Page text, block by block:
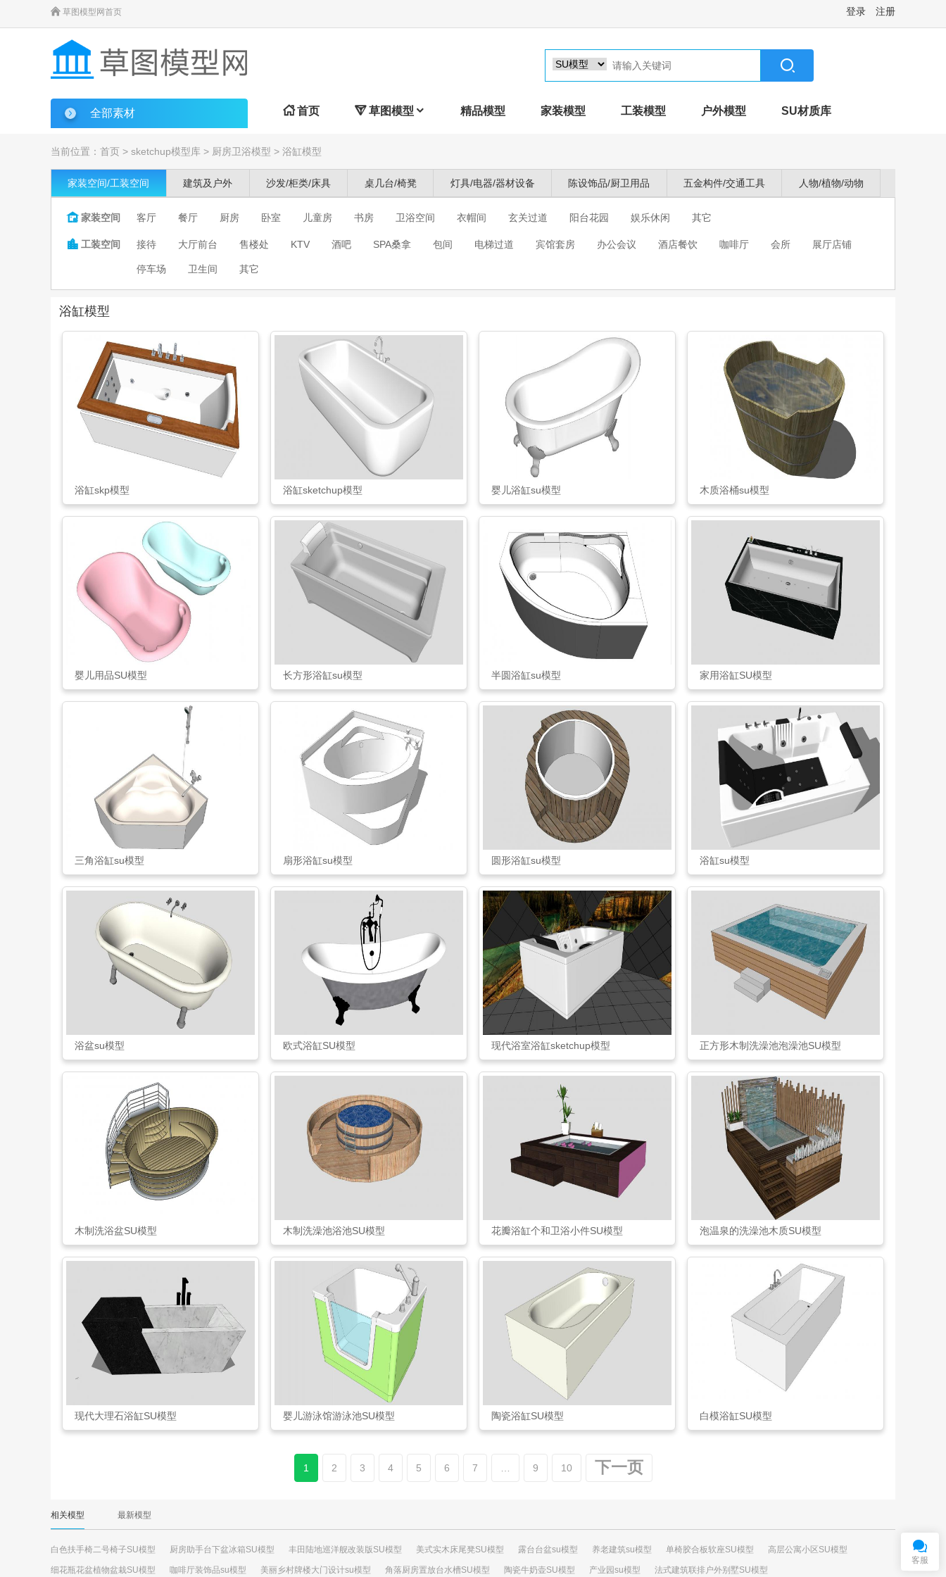
 草图模型网首页 登录 注册
全部素材 首页 草图模型  精品模型 家装模型 工装模型 户外模型 SU材质库
当前位置： 首页 > sketchup模型库 > 厨房卫浴模型 > 浴缸模型
家装空间/工装空间 建筑及户外 沙发/柜类/床具 桌几台/椅凳 灯具/电器/器材设备 陈设饰品/厨卫用品 五金构件/交通工具 人物/植物/动物
家装空间 客厅 餐厅 厨房 卧室 儿童房 书房 卫浴空间 衣帽间 玄关过道 阳台花园 娱乐休闲 其它
 工装空间 接待 大厅前台 售楼处 KTV 酒吧 SPA桑拿 包间 电梯过道 宾馆套房 办公会议 酒店餐饮 咖啡厅 会所 展厅店铺
停车场 卫生间 其它
浴缸模型
浴缸skp模型 浴缸sketchup模型 婴儿浴缸su模型 木质浴桶su模型
婴儿用品SU模型 长方形浴缸su模型 半圆浴缸su模型 家用浴缸SU模型
三角浴缸su模型 扇形浴缸su模型 圆形浴缸su模型 浴缸su模型
浴盆su模型 欧式浴缸SU模型 现代浴室浴缸sketchup模型 正方形木制洗澡池泡澡池SU模型
木制洗浴盆SU模型 木制洗澡池浴池SU模型 花瓣浴缸个和卫浴小件SU模型 泡温泉的洗澡池木质SU模型
现代大理石浴缸SU模型 婴儿游泳馆游泳池SU模型 陶瓷浴缸SU模型 白模浴缸SU模型
1 2 3 4 5 6 7 9 10 下一页
相关模型 最新模型
白色扶手椅二号椅子SU模型 厨房助手台下盆冰箱SU模型 丰田陆地巡洋舰改装版SU模型 美式实木床尾凳SU模型 露台台盆su模型 养老建筑su模型 单椅胶合板软座SU模型 高层公寓小区SU模型
细花瓶花盆植物盆栽SU模型 咖啡厅装饰品su模型 美丽乡村牌楼大门设计su模型 角落厨房置放台水槽SU模型 陶瓷牛奶壶SU模型 产业园su模型 法式建筑联排户外别墅SU模型
客服
服
QQ交谈